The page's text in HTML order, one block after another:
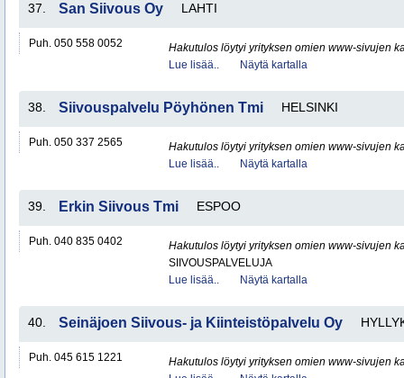
37. San Siivous Oy LAHTI
Puh. 050 558 0052
Hakutulos löytyi yrityksen omien www-sivujen
Lue lisää..
Näytä kartalla
38. Siivouspalvelu Pöyhönen Tmi HELSINKI
Puh. 050 337 2565
Hakutulos löytyi yrityksen omien www-sivujen
Lue lisää..
Näytä kartalla
39. Erkin Siivous Tmi ESPOO
Puh. 040 835 0402
Hakutulos löytyi yrityksen omien www-sivujen
SIIVOUSPALVELUJA
Lue lisää..
Näytä kartalla
40. Seinäjoen Siivous- ja Kiinteistöpalvelu Oy
Puh. 045 615 1221
Hakutulos löytyi yrityksen omien www-sivujen